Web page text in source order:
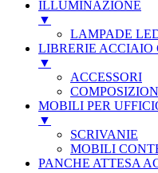
ILLUMINAZIONE
▼
LAMPADE
LIBRERIE ACCIAIO
▼
ACCESSORI
MOBILI PER
▼
SCRIVANIE
MOBILI
PANCHE ATTESA